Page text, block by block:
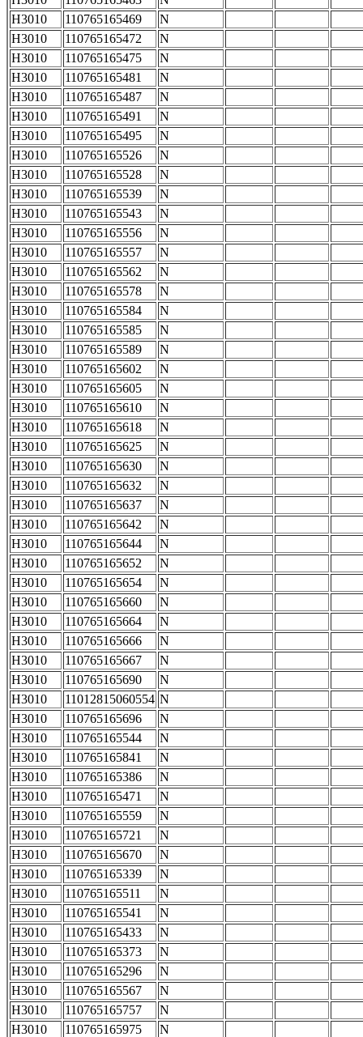
H3010
110765165469
N
H3010
110765165472
N
H3010
110765165475
N
H3010
110765165481
N
H3010
110765165487
N
H3010
110765165491
N
H3010
110765165495
N
H3010
110765165526
N
H3010
110765165528
N
H3010
110765165539
N
H3010
110765165543
N
H3010
110765165556
N
H3010
110765165557
N
H3010
110765165562
N
H3010
110765165578
N
H3010
110765165584
N
H3010
110765165585
N
H3010
110765165589
N
H3010
110765165602
N
H3010
110765165605
N
H3010
110765165610
N
H3010
110765165618
N
H3010
110765165625
N
H3010
110765165630
N
H3010
110765165632
N
H3010
110765165637
N
H3010
110765165642
N
H3010
110765165644
N
H3010
110765165652
N
H3010
110765165654
N
H3010
110765165660
N
H3010
110765165664
N
H3010
110765165666
N
H3010
110765165667
N
H3010
110765165690
N
H3010
11012815060554 N
H3010
110765165696
N
H3010
110765165544
N
H3010
110765165841
N
H3010
110765165386
N
H3010
110765165471
N
H3010
110765165559
N
H3010
110765165721
N
H3010
110765165670
N
H3010
110765165339
N
H3010
110765165511
N
H3010
110765165541
N
H3010
110765165433
N
H3010
110765165373
N
H3010
110765165296
N
H3010
110765165567
N
H3010
110765165757
N
H3010
110765165975
N